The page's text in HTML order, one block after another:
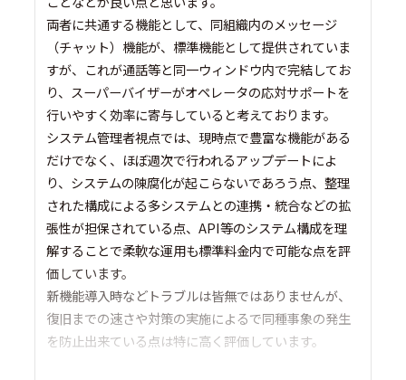
両者に共通する機能として、同組織内のメッセージ
（チャット）機能が、標準機能として提供されていま
すが、これが通話等と同一ウィンドウ内で完結してお
り、スーパーバイザーがオペレータの応対サポートを
行いやすく効率に寄与していると考えております。
システム管理者視点では、現時点で豊富な機能がある
だけでなく、ほぼ週次で行われるアップデートによ
り、システムの陳腐化が起こらないであろう点、整理
された構成による多システムとの連携・統合などの拡
張性が担保されている点、API等のシステム構成を理
解することで柔軟な運用も標準料金内で可能な点を評
価しています。
新機能導入時などトラブルは皆無ではありませんが、
復旧までの速さや対策の実施によるで同種事象の発生
を防止出来ている点は特に高く評価しています。